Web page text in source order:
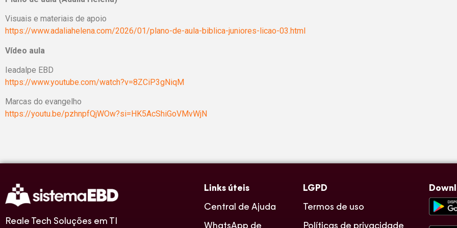
Visuais e materiais de apoio
https://www.adaliahelena.com/2026/01/plano-de-aula-biblica-juniores-licao-03.html
Vídeo aula
Ieadalpe EBD
https://www.youtube.com/watch?v=8ZCiP3gNiqM
Marcas do evangelho
https://youtu.be/pzhnpfQjWOw?si=HK5AcShiGoVMvWjN
Reale Tech Soluções em TI
Links úteis
Central de Ajuda
WhatsApp de
LGPD
Termos de uso
Políticas de privacidade